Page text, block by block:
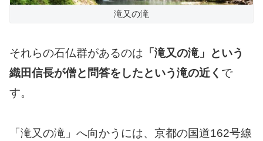
滝又の滝
それらの石仏群があるのは 「滝又の滝」という
織田信長が僧と問答をしたという滝の近く で
す。
「滝又の滝」へ向かうには、京都の国道162号線